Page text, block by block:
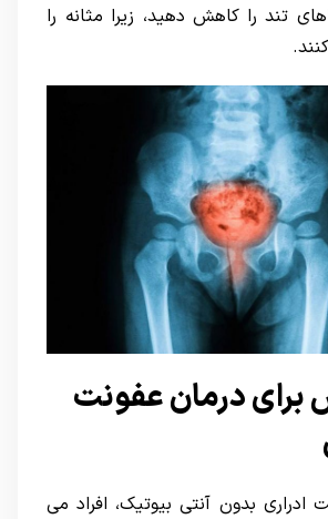
تند را کاهش دهید، زیرا مثانه را
درمان عفونت
ادراری بدون آنتی بیوتیک، افراد می